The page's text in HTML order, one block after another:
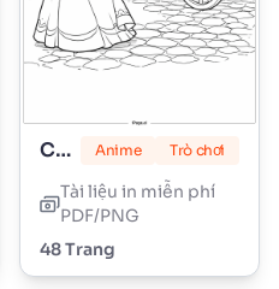
Công chúa Peach Anime Trò chơi
Tài liệu in miễn phí
PDF/PNG
48 Trang